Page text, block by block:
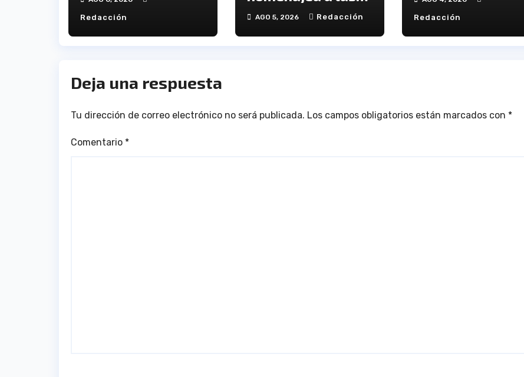
jóvenes al
servicio del
Decano
Redacción
víctimas del 20-D
en el XX
aniversario de la
AGO 5, 2026 Redacción
Decano
Redacción
Deja una respuesta
Tu dirección de correo electrónico no será publicada. Los campos obligatorios están marcados con *
Comentario *